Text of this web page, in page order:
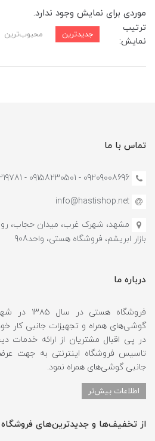
موردی برای نمایش وجود ندارد.
ترتیب
نمایش:
جدیدترین محبوب‌ترین
تماس با ما
09209008696 - 09158230501 - 05136219781
info@hastishop.net
بازار ابریشم، فروشگاه هستی، واحد908
درباره ما
فروشگاه
در پی اقبال مشتریان از ارائه خدمات
تاسیس فروشگاه اینترنتی به جهت
جانبی گوشی‌های همراه نمود.
اطلاعات بیش‌تر
از تخفیف‌ها و جدیدترین‌های فروشگاه